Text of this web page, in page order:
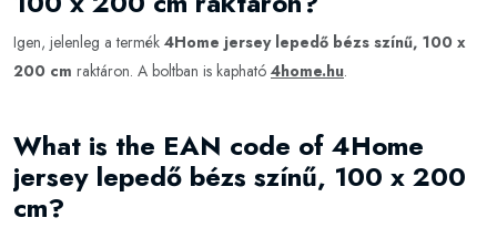
Igen, jelenleg a termék 4Home jersey lepedő bézs színű, 100 x
200 cm raktáron. A boltban is kapható 4home.hu.
What is the EAN code of 4Home
jersey lepedő bézs színű, 100 x 200
cm?